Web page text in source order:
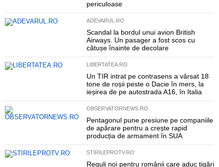
periculoase
ADEVARUL.RO
Scandal la bordul unui avion British
Airways. Un pasager a fost scos cu
cătușe înainte de decolare
LIBERTATEA.RO
Un TIR intrat pe contrasens a vărsat 18
tone de roșii peste o Dacie în mers, la
ieșirea de pe autostrada A16, în Italia
OBSERVATORNEWS.RO
Pentagonul pune presiune pe companiile
de apărare pentru a crește rapid
producția de armament în SUA
STIRILEPROTV.RO
Reguli noi pentru românii care aduc țigări